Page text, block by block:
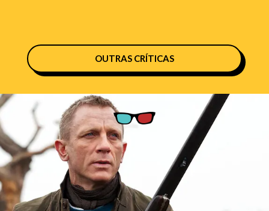
OUTRAS CRÍTICAS